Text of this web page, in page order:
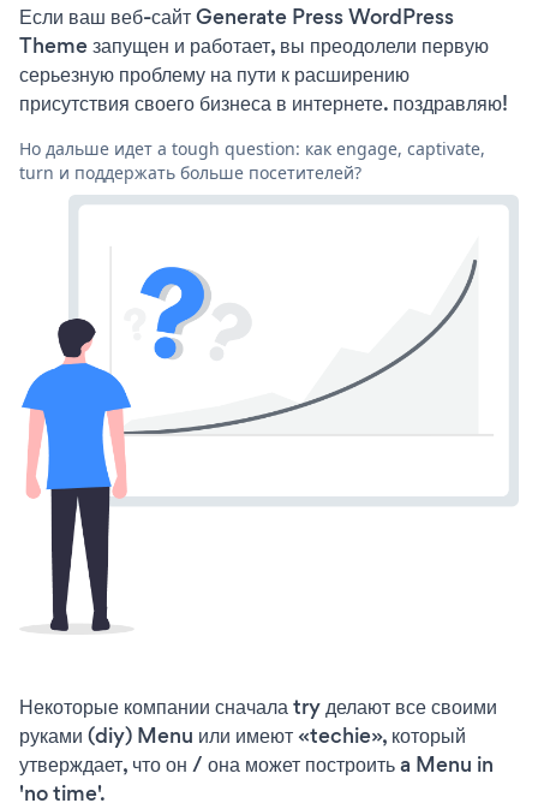
Если ваш веб-сайт Generate Press WordPress
Theme запущен и работает, вы преодолели первую
серьезную проблему на пути к расширению
присутствия своего бизнеса в интернете. поздравляю!
Но дальше идет a tough question: как engage, captivate,
turn и поддержать больше посетителей?
Некоторые компании сначала try делают все своими
руками (diy) Menu или имеют «techie», который
утверждает, что он / она может построить a Menu in
'no time'.